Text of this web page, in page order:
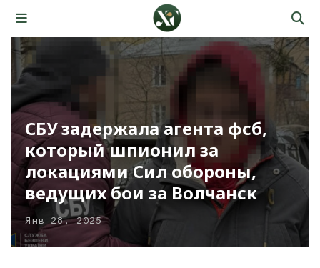
СБУ задержала агента фсб,
который шпионил за
локациями Сил обороны,
ведущих бои за Волчанск
Янв 28, 2025